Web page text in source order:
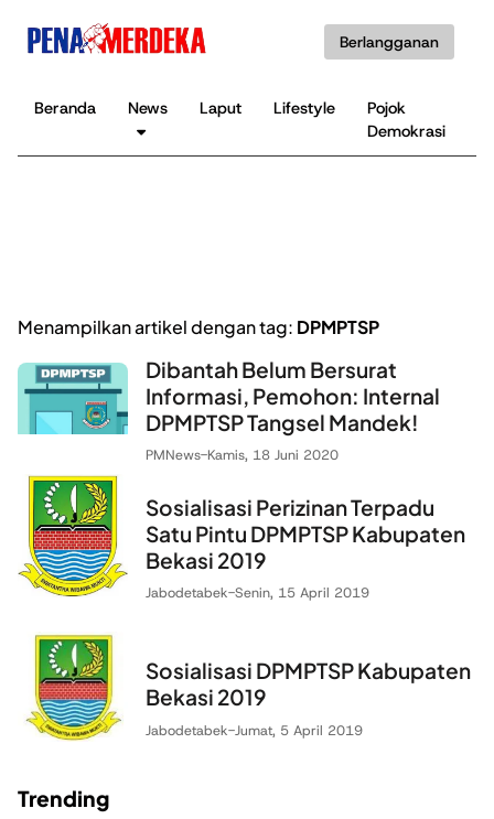
Berlangganan
Beranda News Laput Lifestyle
Pojok
Demokrasi
Menampilkan artikel dengan tag: DPMPTSP
Dibantah Belum Bersurat
Informasi, Pemohon: Internal
DPMPTSP Tangsel Mandek!
PMNews-Kamis, 18 Juni 2020
Sosialisasi Perizinan Terpadu
Satu Pintu DPMPTSP Kabupaten
Bekasi 2019
Jabodetabek-Senin, 15 April 2019
Sosialisasi DPMPTSP Kabupaten
Bekasi 2019
Jabodetabek-Jumat, 5 April 2019
Trending